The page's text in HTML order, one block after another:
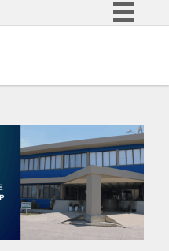
Participe
Legislação
Canais